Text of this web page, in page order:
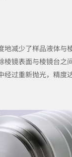
地减少了样品液体与
棱镜表面与棱镜台之
经过重新抛光，精度